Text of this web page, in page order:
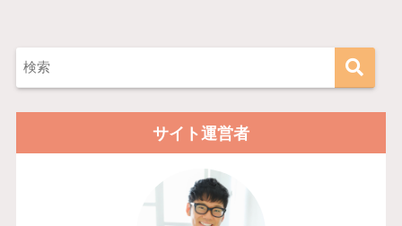
サイト運営者